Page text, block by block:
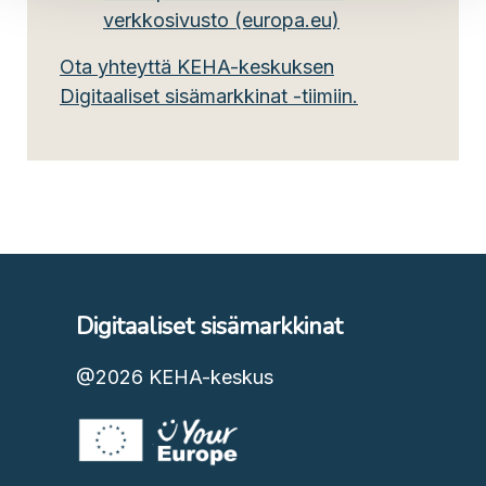
verkkosivusto (europa.eu)
Ota yhteyttä KEHA-keskuksen
Digitaaliset sisämarkkinat -tiimiin.
Digitaaliset sisämarkkinat
@2026 KEHA-keskus